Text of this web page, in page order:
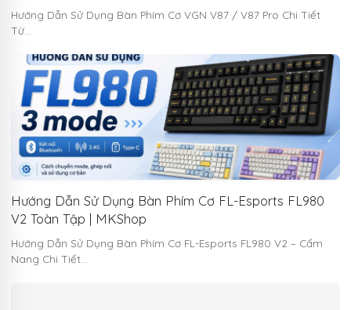
Hướng Dẫn Sử Dụng Bàn Phím Cơ VGN V87 / V87 Pro Chi Tiết
Từ…
Hướng Dẫn Sử Dụng Bàn Phím Cơ FL-Esports FL980
V2 Toàn Tập | MKShop
Hướng Dẫn Sử Dụng Bàn Phím Cơ FL-Esports FL980 V2 – Cẩm
Nang Chi Tiết…